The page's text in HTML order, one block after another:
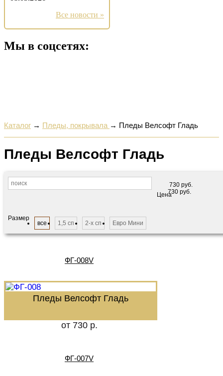
Все новости »
Мы в соцсетях:
Каталог → Пледы, покрывала → Пледы Велсофт Гладь
Пледы Велсофт Гладь
Цена
730руб.
730руб.
Размер
все 1,5 сп 2-х сп Евро Мини
ФГ-008V
Пледы Велсофт Гладь
от 730 р.
ФГ-007V